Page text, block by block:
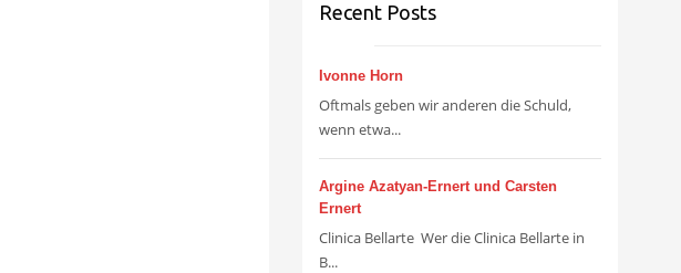
Recent Posts
Ivonne Horn
Oftmals geben wir anderen die Schuld,
wenn etwa...
Argine Azatyan-Ernert und Carsten
Ernert
Clinica Bellarte Wer die Clinica Bellarte in
B...